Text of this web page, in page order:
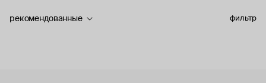
фильтр
рекомендованные